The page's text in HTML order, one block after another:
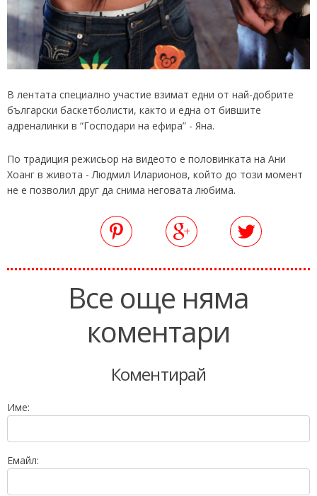
В лентата специално участие взимат едни от най-добрите
български баскетболисти, както и една от бившите
адреналинки в “Господари на ефира” - Яна.
По традиция режисьор на видеото е половинката на Ани
Хоанг в живота - Людмил Иларионов, който до този момент
не е позволил друг да снима неговата любима.
Все още няма
коментари
Коментирай
Име:
Емайл: